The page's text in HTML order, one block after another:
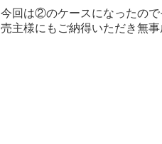
今回は②のケースになったので
売主様にもご納得いただき無